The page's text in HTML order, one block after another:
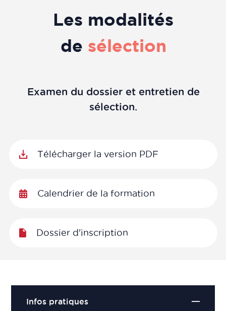
Les modalités
de sélection
Examen du dossier et entretien de
sélection.
Télécharger la version PDF
Calendrier de la formation
Dossier d'inscription
Infos pratiques